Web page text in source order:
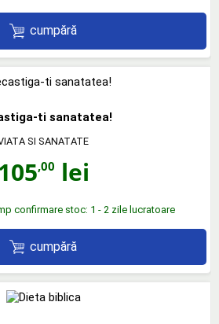
cumpără
ti sanatatea!
SI SANATATE
105,00 lei
confirmare stoc: 1 - 2 zile lucratoare
cumpără